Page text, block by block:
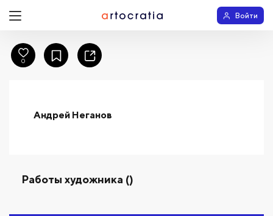
Войти
Андрей Неганов
Работы художника ()
0